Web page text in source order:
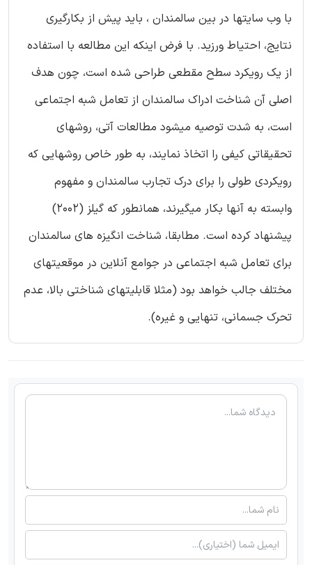
با وب سایتها در بین سالمندان ، باید پیش از بکارگیری
نتایج، احتیاط ورزید. با فرض اینکه این مطالعه با استفاده
از یک رویکرد سطح مقطعی طراحی شده است، چون هدف
اصلی آن شناخت ادراک سالمندان از تعامل شبه اجتماعی
است، به شدت توصیه میشود مطالعات آتی، روشهای
تحقیقاتی کیفی را اتخاذ نمایند، به طور خاص روشهایی که
رویکردی طولی را برای درک تجارب سالمندان و مفهوم
وابسته به آنها بکار میگیرند، همانطور که گیلز (2002)
پیشنهاد کرده است. مطابقا، شناخت انگیزه های سالمندان
برای تعامل شبه اجتماعی در جوامع آنلاین در موقعیتهای
مختلف جالب خواهد بود (مثلا قابلیتهای شناختی بالا، عدم
تحرک جسمانی، تنهایی و غیره).